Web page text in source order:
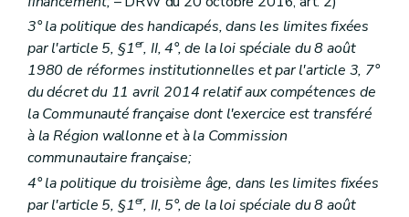
Sous-section 2 Autorisations provisoires
Art. 88
Sous-section 3 Accord de principe
Art. 89
Sous-section 4 Suspension, réduction, retrait
Art. 90
Chapitre III Fonctionnement
Section 1
Disposition commune
Art. 91
Section 2 Dispositions spécifiques aux maisons d'accueil, maisons de vie communautaire et maisons d'hébergement de type familial
Art. 92
Section 3 Dispositions spécifiques aux maisons d'accueil et aux maisons de vie communautaire
3° la politique des handicapés, dans les limites fixées
par l'article 5, §1er, II, 4°, de la loi spéciale du 8 août
1980 de réformes institutionnelles et par l'article 3, 7°
du décret du 11 avril 2014 relatif aux compétences de
la Communauté française dont l'exercice est transféré
à la Région wallonne et à la Commission
communautaire française;
4° la politique du troisième âge, dans les limites fixées
par l'article 5, §1er, II, 5°, de la loi spéciale du 8 août